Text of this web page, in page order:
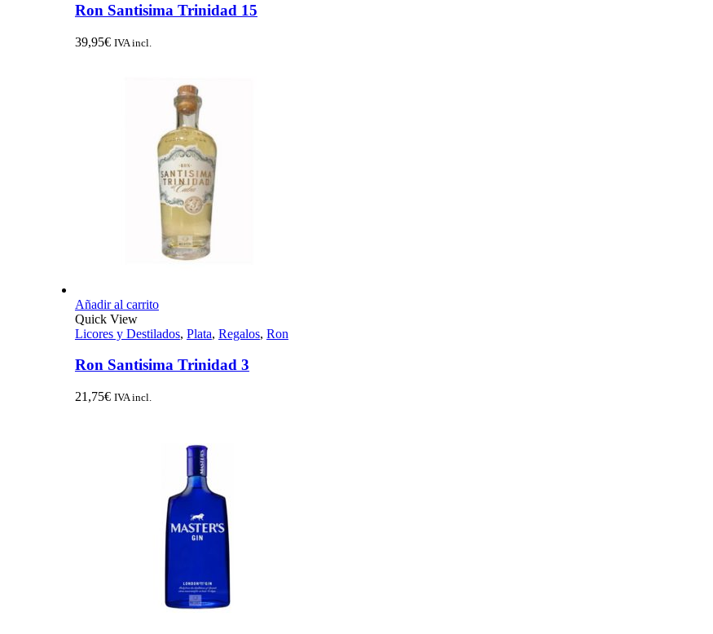
Ron Santisima Trinidad 15
39,95€ IVA incl.
Añadir al carrito
Quick View
Licores y Destilados, Plata, Regalos, Ron
Ron Santisima Trinidad 3
21,75€ IVA incl.